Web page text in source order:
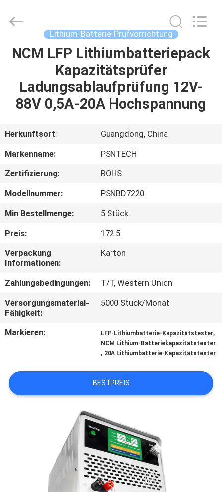
HAUS
PRODUKTE
UNS
AUSFLUG
QUALITÄTSKONTROLLE
TRETEN
SIE
MIT
UNS
IN
VERBINDUNG
FÄLLE
PRIVACY
Ltd..
Developed
Lithium-Batterie-Prüfvorrichtung
NCM LFP Lithiumbatteriepack
Kapazitätsprüfer
Ladungsablaufprüfung 12V-
88V 0,5A-20A Hochspannung
Herkunftsort:
Guangdong, China
Markenname:
PSNTECH
Zertifizierung:
ROHS
Modellnummer:
PSNBD7220
Min Bestellmenge:
5 Stück
Preis:
172.5
Verpackung
Informationen:
Karton
Zahlungsbedingungen:
T/T, Western Union
Versorgungsmaterial-
Fähigkeit:
5000 Stück/Monat
Markieren: LFP-Lithiumbatterie-Kapazitätstester,
NCM Lithium-Batteriekapazitätstester
, 20A Lithiumbatterie-Kapazitätstester
BESTPREIS